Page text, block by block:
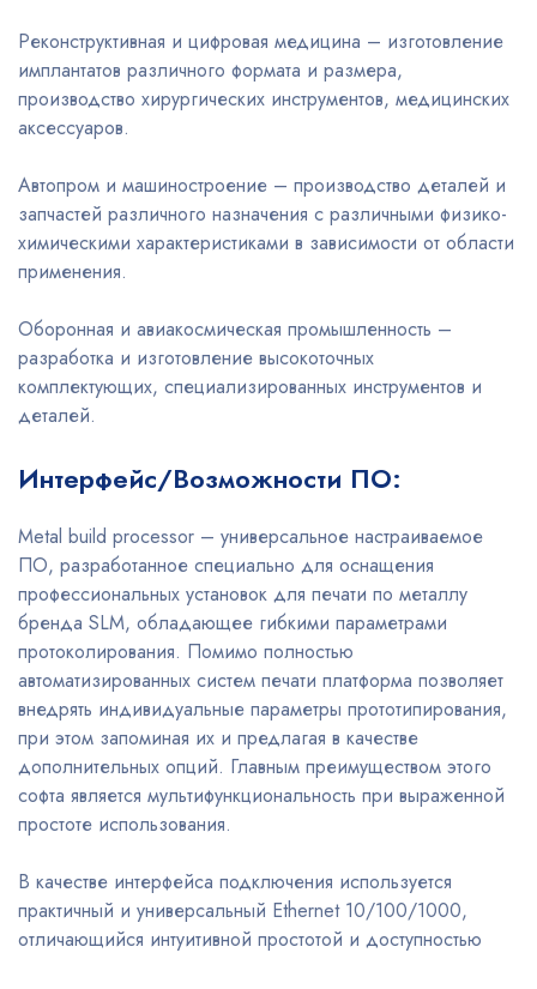
Реконструктивная и цифровая медицина – изготовление
имплантатов различного формата и размера,
производство хирургических инструментов, медицинских
аксессуаров.
Автопром и машиностроение – производство деталей и
запчастей различного назначения с различными физико-
химическими характеристиками в зависимости от области
применения.
Оборонная и авиакосмическая промышленность –
разработка и изготовление высокоточных
комплектующих, специализированных инструментов и
деталей.
Интерфейс/Возможности ПО:
Metal build processor – универсальное настраиваемое
ПО, разработанное специально для оснащения
профессиональных установок для печати по металлу
бренда SLM, обладающее гибкими параметрами
протоколирования. Помимо полностью
автоматизированных систем печати платформа позволяет
внедрять индивидуальные параметры прототипирования,
при этом запоминая их и предлагая в качестве
дополнительных опций. Главным преимуществом этого
софта является мультифункциональность при выраженной
простоте использования.
В качестве интерфейса подключения используется
практичный и универсальный Ethernet 10/100/1000,
отличающийся интуитивной простотой и доступностью